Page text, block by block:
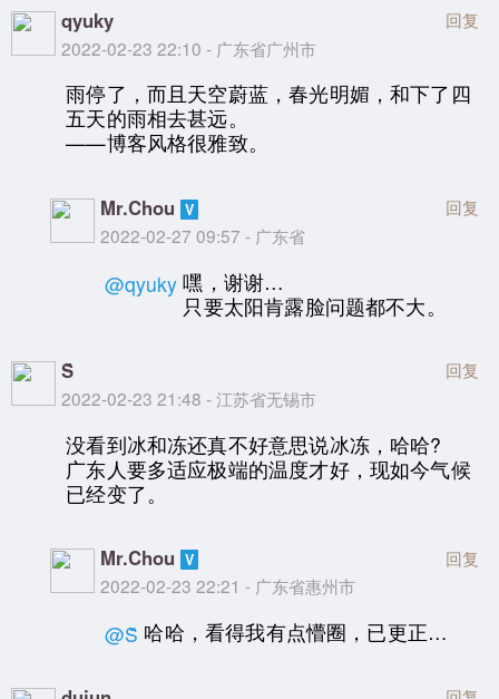
qyuky
2022-02-23 22:10 - 广东省广州市
回复
雨停了，而且天空蔚蓝，春光明媚，和下了四
五天的雨相去甚远。
——博客风格很雅致。
Mr.Chou
2022-02-27 09:57 - 广东省
回复
@qyuky 嘿，谢谢…
只要太阳肯露脸问题都不大。
S̆̈
2022-02-23 21:48 - 江苏省无锡市
回复
没看到冰和冻还真不好意思说冰冻，哈哈?
广东人要多适应极端的温度才好，现如今气候
已经变了。
Mr.Chou
2022-02-23 22:21 - 广东省惠州市
回复
@S̆̈ 哈哈，看得我有点懵圈，已更正…